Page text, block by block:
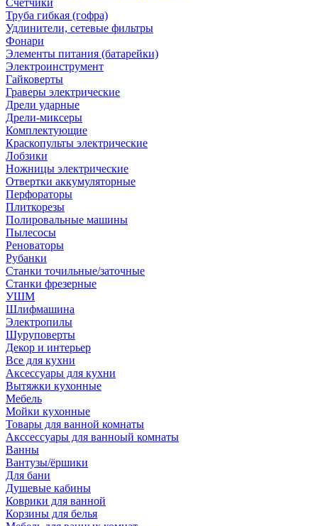
Счетчики
Труба гибкая (гофра)
Удлинители, сетевые фильтры
Фонари
Элементы питания (батарейки)
Электроинструмент
Гайковерты
Граверы электрические
Дрели ударные
Дрели-миксеры
Комплектующие
Краскопульты электрические
Лобзики
Ножницы электрические
Отвертки аккумуляторные
Перфораторы
Плиткорезы
Полировальные машины
Пылесосы
Реноваторы
Рубанки
Станки точильные/заточные
Станки фрезерные
УШМ
Шлифмашина
Электропилы
Шуруповерты
Декор и интерьер
Все для кухни
Аксессуары для кухни
Вытяжки кухонные
Мебель
Мойки кухонные
Товары для ванной комнаты
Акссессуары для ванноый комнаты
Ванны
Вантузы/ёршики
Для бани
Душевые кабины
Коврики для ванной
Корзины для белья